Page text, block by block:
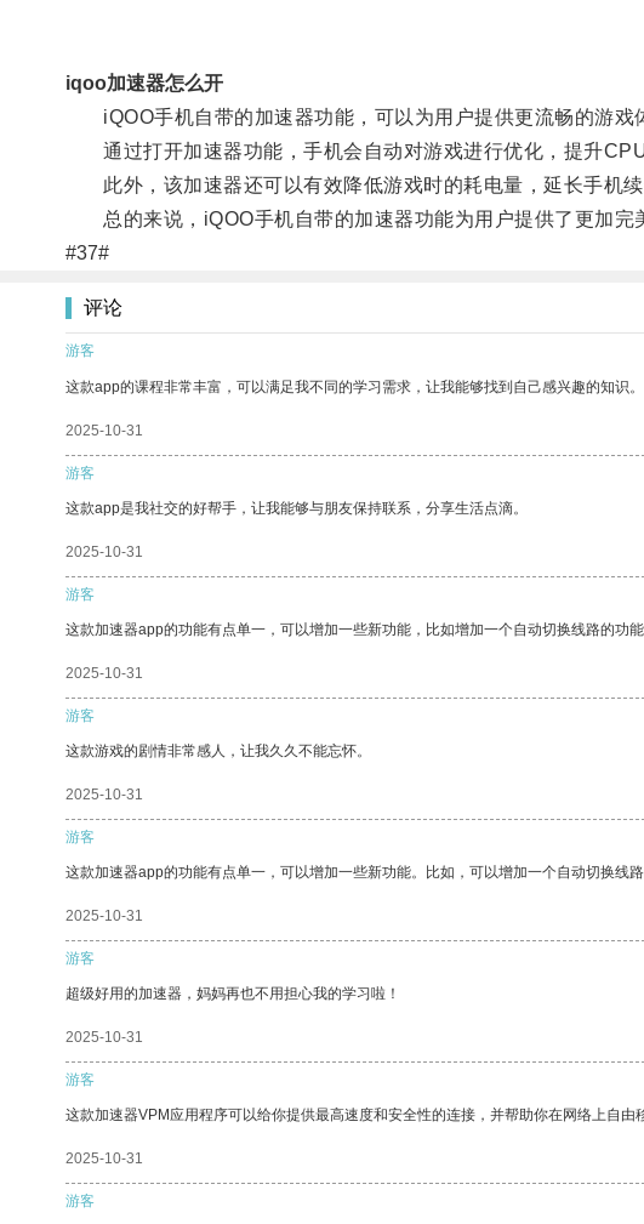
iqoo加速器怎么开
iQOO手机自带的加速器功能，可以为用户提供更流畅的游戏
通过打开加速器功能，手机会自动对游戏进行优化，提升
此外，该加速器还可以有效降低游戏时的耗电量，延长手机续
总的来说，iQOO手机自带的加速器功能为用户提供了更加完
#37#
评论
游客
这款app的课程非常丰富，可以满足我不同的学习需求，让我能够找到自己感兴趣的知识。
2025-10-31
游客
这款app是我社交的好帮手，让我能够与朋友保持联系，分享生活点滴。
2025-10-31
游客
这款加速器app的功能有点单一，可以增加一些新功能，比如增加一个自动切换线路的功能
2025-10-31
游客
这款游戏的剧情非常感人，让我久久不能忘怀。
2025-10-31
游客
这款加速器app的功能有点单一，可以增加一些新功能。比如，可以增加一个自动切换线
2025-10-31
游客
超级好用的加速器，妈妈再也不用担心我的学习啦！
2025-10-31
游客
这款加速器VPM应用程序可以给你提供最高速度和安全性的连接，并帮助你在网络上自由
2025-10-31
游客